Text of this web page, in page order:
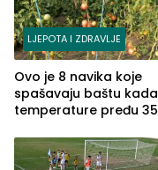
LJEPOTA I ZDRAVLJE
Ovo je 8 navika koje
spašavaju baštu kada
temperature pređu 35